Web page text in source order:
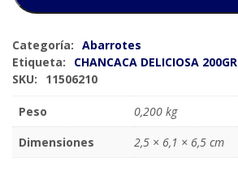
Categoría: Abarrotes
Etiqueta:
CHANCACA DELICIOSA 200GR
SKU:
11506210
Peso
0,200 kg
Dimensiones
2,5 × 6,1 × 6,5 cm